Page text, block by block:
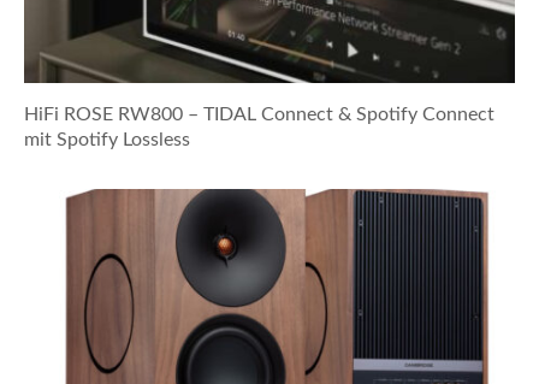
HiFi ROSE RW800 – TIDAL Connect & Spotify Connect
mit Spotify Lossless